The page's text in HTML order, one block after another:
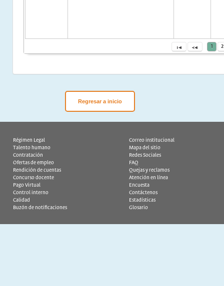
Regresar a inicio
Régimen Legal
Talento humano
Contratación
Ofertas de empleo
Rendición de cuentas
Concurso docente
Pago Virtual
Control interno
Calidad
Buzón de notificaciones
Correo institucional
Mapa del sitio
Redes Sociales
FAQ
Quejas y reclamos
Atención en línea
Encuesta
Contáctenos
Estadísticas
Glosario